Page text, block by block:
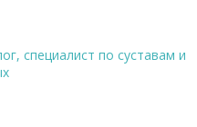
специалист по суставам и